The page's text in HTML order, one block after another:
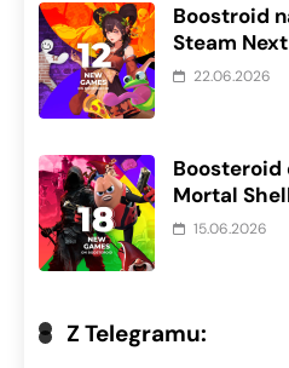
Boostroid
Steam
22.06.2026
Boosteroid
Mortal
15.06.2026
Z Telegramu: